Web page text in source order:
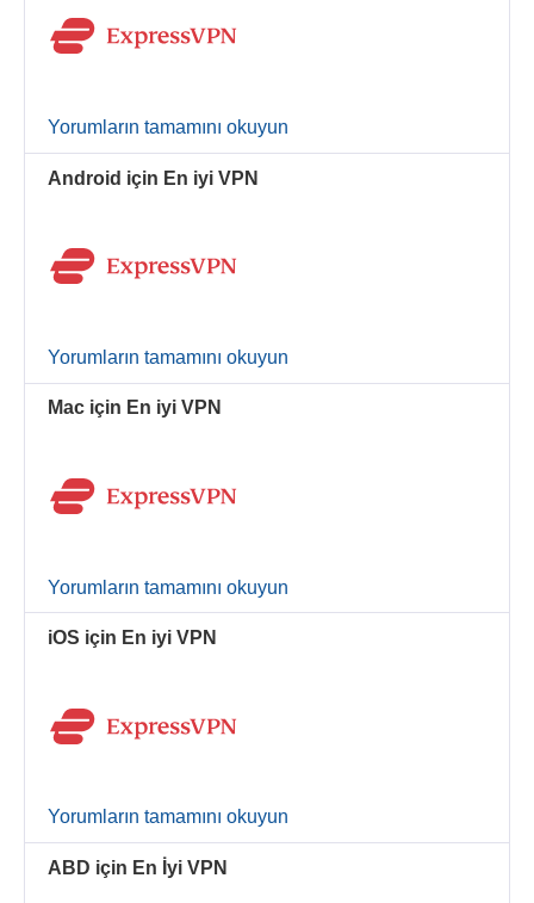
Yorumların tamamını okuyun
Android için En iyi VPN
Yorumların tamamını okuyun
Mac için En iyi VPN
Yorumların tamamını okuyun
iOS için En iyi VPN
Yorumların tamamını okuyun
ABD için En İyi VPN